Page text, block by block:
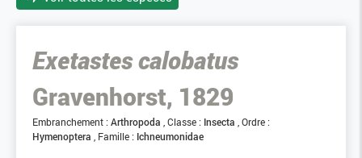
Exetastes calobatus
Gravenhorst, 1829
Embranchement : Arthropoda Classe : Insecta Ordre :
Hymenoptera
Famille : Ichneumonidae